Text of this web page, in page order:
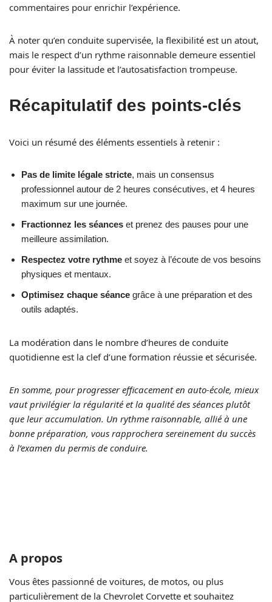
commentaires pour enrichir l’expérience.
À noter qu’en conduite supervisée, la flexibilité est un atout,
mais le respect d’un rythme raisonnable demeure essentiel
pour éviter la lassitude et l’autosatisfaction trompeuse.
Récapitulatif des points-clés
Voici un résumé des éléments essentiels à retenir :
Pas de limite légale stricte, mais un consensus
professionnel autour de 2 heures consécutives, et 4 heures
maximum sur une journée.
Fractionnez les séances et prenez des pauses pour une
meilleure assimilation.
Respectez votre rythme et soyez à l’écoute de vos besoins
physiques et mentaux.
Optimisez chaque séance grâce à une préparation et des
outils adaptés.
La modération dans le nombre d’heures de conduite
quotidienne est la clef d’une formation réussie et sécurisée.
En somme, pour progresser efficacement en auto-école, mieux
vaut privilégier la régularité et la qualité des séances plutôt
que leur accumulation. Un rythme raisonnable, allié à une
bonne préparation, vous rapprochera sereinement du succès
à l’examen du permis de conduire.
A propos
Vous êtes passionné de voitures, de motos, ou plus
particulièrement de la Chevrolet Corvette et souhaitez